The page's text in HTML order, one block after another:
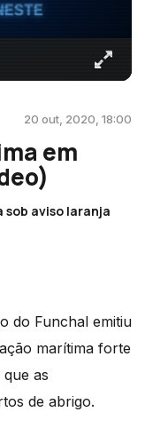
20 out, 2020, 18:00
em
aviso laranja
do Funchal emitiu
marítima forte
as
de abrigo.